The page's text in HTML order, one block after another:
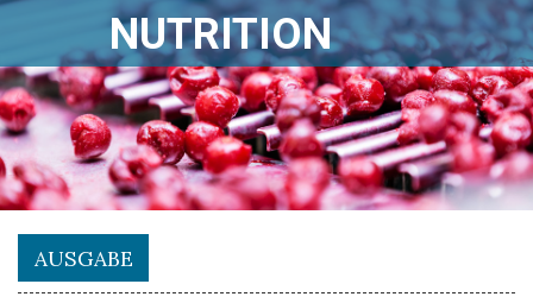
NUTRITION
AUSGABE